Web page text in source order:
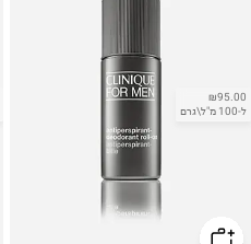
₪95.00
ל-100 מ"ל\גרם